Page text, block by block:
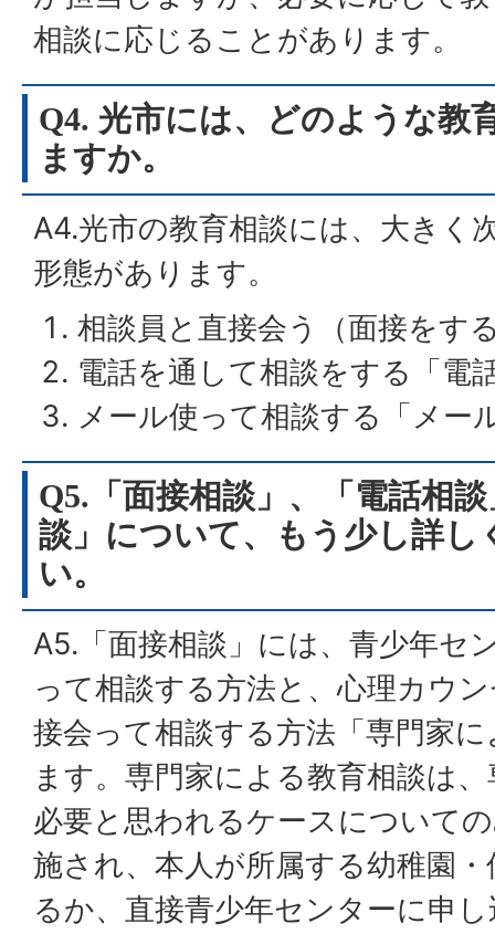
相談に応じることがあります。
Q4. 光市には、どのような教
ますか。
A4.光市の教育相談には、大きく
形態があります。
相談員と直接会う（面接をす
電話を通して相談をする「電
メール使って相談する「メー
Q5.「面接相談」、「電話相
談」について、もう少し詳し
い。
A5.「面接相談」には、青少年セ
って相談する方法と、心理カウ
接会って相談する方法「専門家
ます。専門家による教育相談は
必要と思われるケースについて
施され、本人が所属する幼稚園
るか、直接青少年センターに申